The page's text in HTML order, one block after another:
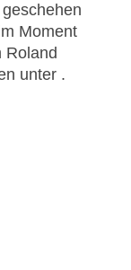
Moment
Roland
unter .